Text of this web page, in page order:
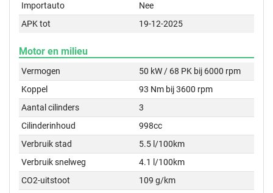
Importauto
Nee
APK tot
19-12-2025
Motor en milieu
Vermogen
50 kW / 68 PK bij 6000 rpm
Koppel
93 Nm bij 3600 rpm
Aantal cilinders
3
Cilinderinhoud
998cc
Verbruik stad
5.5 l/100km
Verbruik snelweg
4.1 l/100km
CO2-uitstoot
109 g/km